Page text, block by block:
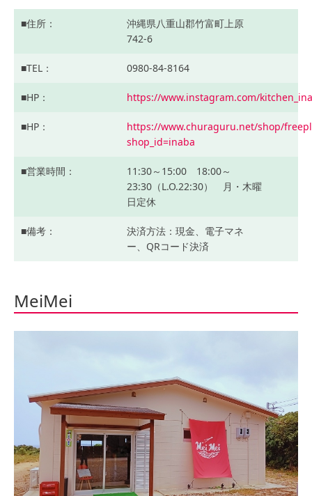
住所
沖縄県八重山郡竹富町上原
742-6
TEL 0980-84-8164
HP https://www.instagram.com/
HP
https://www.churaguru.net/shop/
shop_id=inaba
営業時間
11:30～15:00 18:00～
23:30（L.O.22:30） 月・木曜
日定休
備考
決済方法：現金、電子マネ
ー、QRコード決済
MeiMei